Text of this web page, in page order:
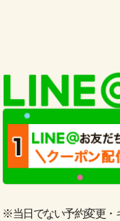
※当日でない予約変更・